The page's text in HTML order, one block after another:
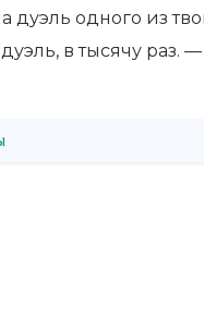
дуэль одного из
в тысячу раз. —